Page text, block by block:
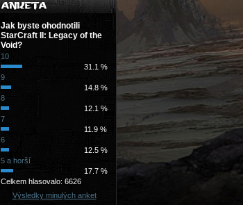
Jak byste ohodnotili
StarCraft II: Legacy of the
Void?
10
31.1 %
9
14.8 %
8
12.1 %
7
11.9 %
6
12.5 %
5 a horší
17.7 %
Celkem hlasovalo: 6626
Výsledky minulých anket